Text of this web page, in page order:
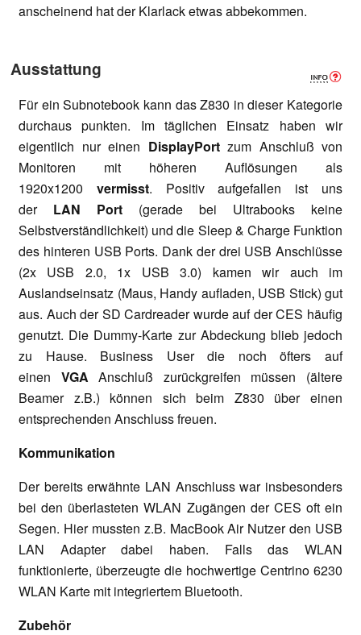
anscheinend hat der Klarlack etwas abbekommen.
Ausstattung
Für ein Subnotebook kann das Z830 in dieser Kategorie
durchaus punkten. Im täglichen Einsatz haben wir
eigentlich nur einen DisplayPortzum Anschluß von
Monitoren mit höheren Auflösungen als
1920x1200 vermisst. Positiv aufgefallen ist uns
der LAN Port (gerade bei Ultrabooks keine
Selbstverständlichkeit) und die Sleep & Charge Funktion
des hinteren USB Ports. Dank der drei USB Anschlüsse
(2x USB 2.0, 1x USB 3.0) kamen wir auch im
Auslandseinsatz (Maus, Handy aufladen, USB Stick) gut
aus. Auch der SD Cardreader wurde auf der CES häufig
genutzt. Die Dummy-Karte zur Abdeckung blieb jedoch
zu Hause. Business User die noch öfters auf
einen VGA Anschluß zurückgreifen müssen (ältere
Beamer z.B.) können sich beim Z830 über einen
entsprechenden Anschluss freuen.
Kommunikation
Der bereits erwähnte LAN Anschluss war insbesonders
bei den überlasteten WLAN Zugängen der CES oft ein
Segen. Hier mussten z.B. MacBook Air Nutzer den USB
LAN Adapter dabei haben. Falls das WLAN
funktionierte, überzeugte die hochwertige Centrino 6230
WLAN Karte mit integriertem Bluetooth.
Zubehör